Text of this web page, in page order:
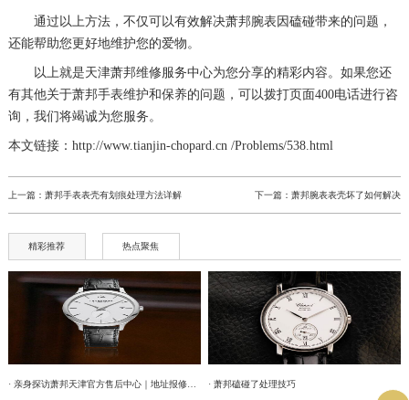
通过以上方法，不仅可以有效解决萧邦腕表因磕碰带来的问题，
还能帮助您更好地维护您的爱物。
以上就是天津萧邦维修服务中心为您分享的精彩内容。如果您还
有其他关于萧邦手表维护和保养的问题，可以拨打页面400电话进行咨
询，我们将竭诚为您服务。
本文链接：http://www.tianjin-chopard.cn /Problems/538.html
上一篇： 萧邦手表表壳有划痕处理方法详解 下一篇：萧邦腕表表壳坏了如何解决
精彩推荐 热点聚焦
· 亲身探访萧邦天津官方售后中心｜地址报修全流程真实经历（2026年6月最新） · 萧邦磕碰了处理技巧